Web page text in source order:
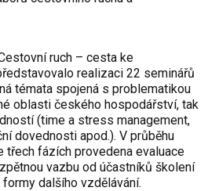
ruch – cesta ke
realizaci 22 seminářů
témata spojená s problematikou
oblasti českého hospodářství, tak
(time a stress management,
dovednosti apod.). V průběhu
třech fázích provedena evaluace
vazbu od účastníků školení
dalšího vzdělávání.